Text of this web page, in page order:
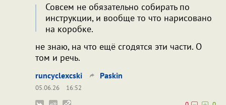
Совсем не обязательно собирать по
инструкции, и вообще то что нарисовано
на коробке.
не знаю, на что ещё сгодятся эти части. О
том и речь.
runcyclexcski Paskin
05.06.26
16:52